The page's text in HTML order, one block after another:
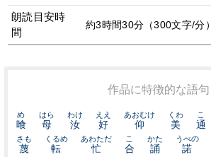
朗読目安時
間
約3時間30分（300文字/分）
作品に特徴的な語句
喰
め
母
はら
汝
わけ
好
ええ
仰
あおむけ
美
くわ
通
こ
蔑
さも
転
くるめ
忙
あわただ
合
こ
誦
かた
諾
うべの